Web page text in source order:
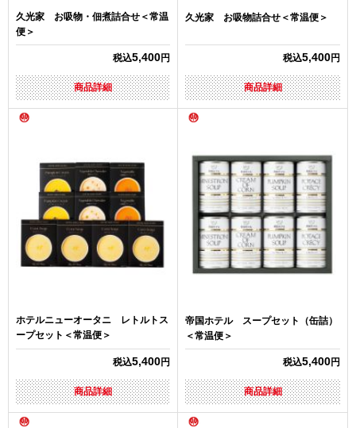
久光家 お吸物・佃煮詰合せ＜常温
便＞
税込5,400円
商品詳細
久光家 お吸物詰合せ＜常温便＞
税込5,400円
商品詳細
ホテルニューオータニ レトルトス
ープセット＜常温便＞
税込5,400円
商品詳細
帝国ホテル スープセット（缶詰）
＜常温便＞
税込5,400円
商品詳細